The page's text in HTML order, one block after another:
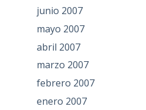
junio 2007
mayo 2007
abril 2007
marzo 2007
febrero 2007
enero 2007